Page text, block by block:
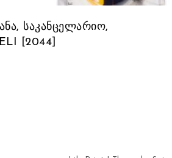
საკანცელარიო,
[2044]